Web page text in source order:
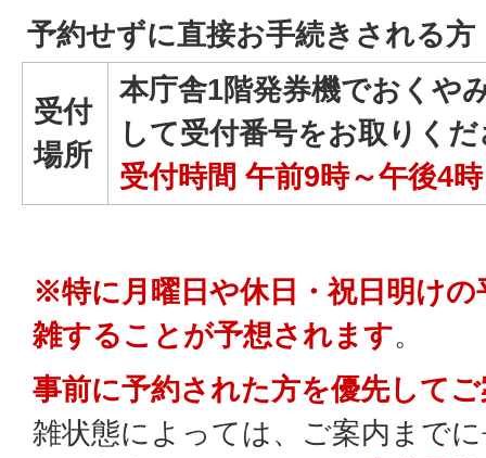
予約せずに直接お手続きされる方
受付
場所
本庁舎1階発券機でおくや
して受付番号をお取りく
受付時間 午前9時～午後4時
※特に月曜日や休日・祝日明けの
雑することが予想されます。
事前に予約された方を優先して
雑状態によっては、ご案内まで